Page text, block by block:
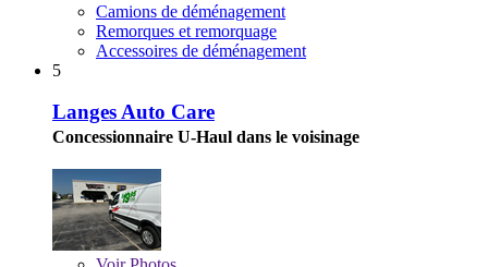
Camions de déménagement
Remorques et remorquage
Accessoires de déménagement
5
Langes Auto Care
Concessionnaire U-Haul dans le voisinage